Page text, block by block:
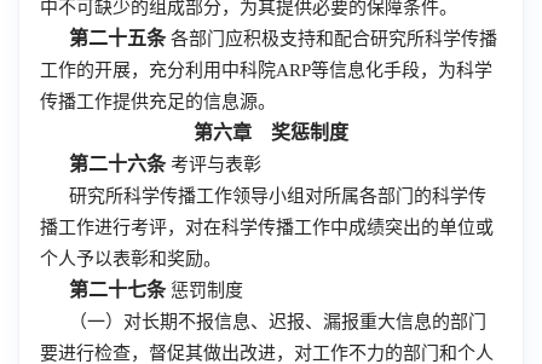
中不可缺少的组成部分，为其提供必要的保障条件。
第二十五条 各部门应积极支持和配合研究所科学传播
工作的开展，充分利用中科院ARP等信息化手段，为科学
传播工作提供充足的信息源。
第六章 奖惩制度
第二十六条考评与表彰
研究所科学传播工作领导小组对所属各部门的科学传
播工作进行考评，对在科学传播工作中成绩突出的单位或
个人予以表彰和奖励。
第二十七条 惩罚制度
（一）对长期不报信息、迟报、漏报重大信息的部门
要进行检查，督促其做出改进，对工作不力的部门和个人